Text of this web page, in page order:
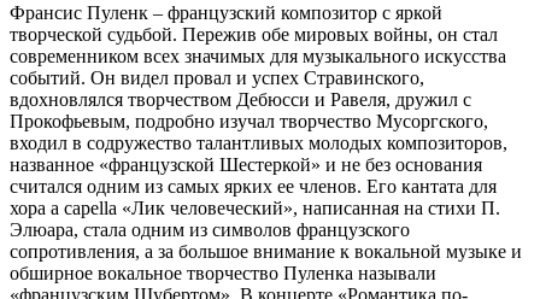
Франсис Пуленк – французский композитор с яркой
творческой судьбой. Пережив обе мировых войны, он стал
современником всех значимых для музыкального искусства
событий. Он видел провал и успех Стравинского,
вдохновлялся творчеством Дебюсси и Равеля, дружил с
Прокофьевым, подробно изучал творчество Мусоргского,
входил в содружество талантливых молодых композиторов,
названное «французской Шестеркой» и не без основания
считался одним из самых ярких ее членов. Его кантата для
хора a capella «Лик человеческий», написанная на стихи П.
Элюара, стала одним из символов французского
сопротивления, а за большое внимание к вокальной музыке и
обширное вокальное творчество Пуленка называли
«французским Шубертом». В концерте «Романтика по-